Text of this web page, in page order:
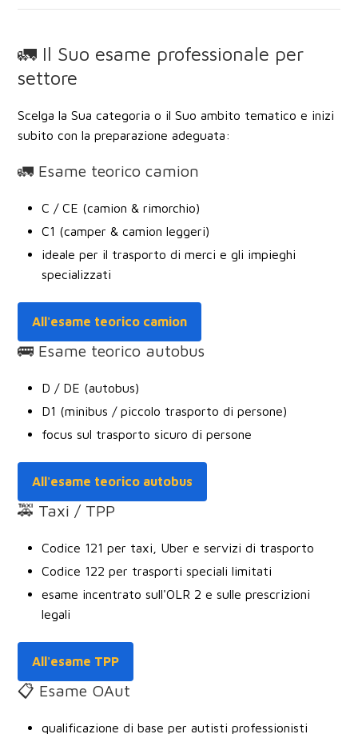
🚛 Il Suo esame professionale per
settore
Scelga la Sua categoria o il Suo ambito tematico e inizi
subito con la preparazione adeguata:
🚛 Esame teorico camion
C / CE (camion & rimorchio)
C1 (camper & camion leggeri)
ideale per il trasporto di merci e gli impieghi
specializzati
All'esame teorico camion
🚌 Esame teorico autobus
D / DE (autobus)
D1 (minibus / piccolo trasporto di persone)
focus sul trasporto sicuro di persone
All'esame teorico autobus
🚕 Taxi / TPP
Codice 121 per taxi, Uber e servizi di trasporto
Codice 122 per trasporti speciali limitati
esame incentrato sull'OLR 2 e sulle prescrizioni
legali
All'esame TPP
📋 Esame OAut
qualificazione di base per autisti professionisti